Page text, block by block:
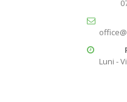
Luni -